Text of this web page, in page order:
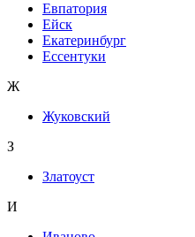
Евпатория
Ейск
Екатеринбург
Ессентуки
Ж
Жуковский
З
Златоуст
И